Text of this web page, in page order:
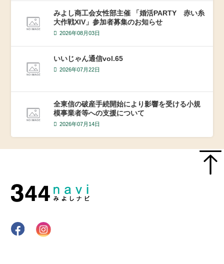
みよし商工会女性部主催 「婚活PARTY 赤い糸
大作戦XIV」参加者募集のお知らせ
2026年08月03日
いいじゃん通信vol.65
2026年07月22日
全東信の破産手続開始により影響を受ける小規
模事業者等への支援について
2026年07月14日